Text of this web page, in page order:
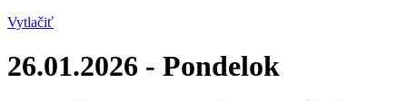
Vytlačiť
26.01.2026 - Pondelok